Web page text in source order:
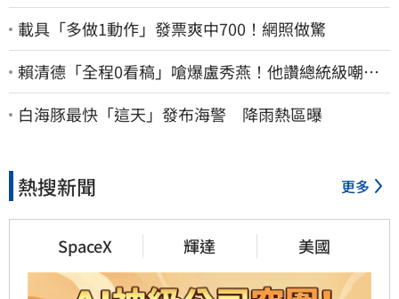
載具「多做1動作」發票爽中700！網照做驚
賴清德「全程0看稿」嗆爆盧秀燕！他讚總統級嘲
諷：把8年總帳一次掀翻
白海豚最快「這天」發布海警 降雨熱區曝
熱搜新聞 更多
SpaceX 輝達 美國